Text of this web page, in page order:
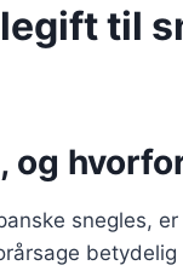
til
snegles,
betydelig